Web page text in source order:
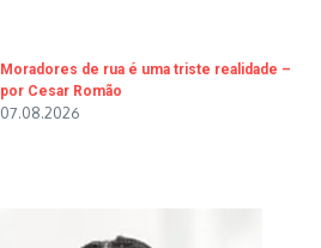
Moradores de rua é uma triste realidade –
por Cesar Romão
07.08.2026